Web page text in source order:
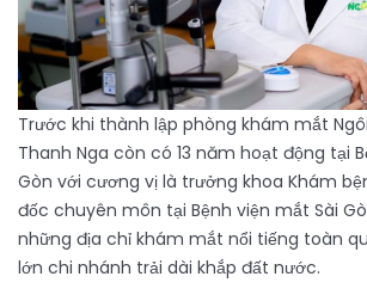
Trước khi thành lập phòng khám mắt
Thanh Nga còn có 13 năm hoạt động tại
Gòn với cương vị là trưởng khoa Khám
đốc chuyên môn tại Bệnh viện mắt Sài
những địa chỉ khám mắt nổi tiếng toàn
lớn chi nhánh trải dài khắp đất nước.